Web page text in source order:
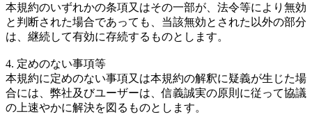
本規約のいずれかの条項又はその一部が、法令等により無効
と判断された場合であっても、当該無効とされた以外の部分
は、継続して有効に存続するものとします。
4. 定めのない事項等
本規約に定めのない事項又は本規約の解釈に疑義が生じた場
合には、弊社及びユーザーは、信義誠実の原則に従って協議
の上速やかに解決を図るものとします。